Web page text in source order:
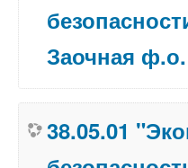
Заочная ф.о.
38.05.01